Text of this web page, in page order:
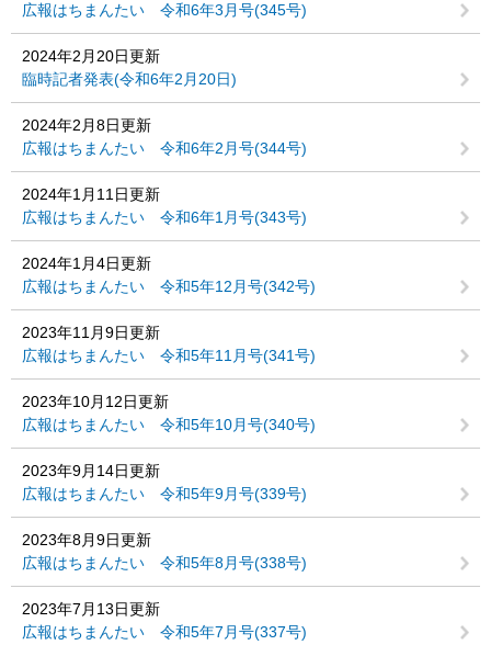
広報はちまんたい 令和6年3月号(345号)
2024年2月20日更新
臨時記者発表(令和6年2月20日)
2024年2月8日更新
広報はちまんたい 令和6年2月号(344号)
2024年1月11日更新
広報はちまんたい 令和6年1月号(343号)
2024年1月4日更新
広報はちまんたい 令和5年12月号(342号)
2023年11月9日更新
広報はちまんたい 令和5年11月号(341号)
2023年10月12日更新
広報はちまんたい 令和5年10月号(340号)
2023年9月14日更新
広報はちまんたい 令和5年9月号(339号)
2023年8月9日更新
広報はちまんたい 令和5年8月号(338号)
2023年7月13日更新
広報はちまんたい 令和5年7月号(337号)